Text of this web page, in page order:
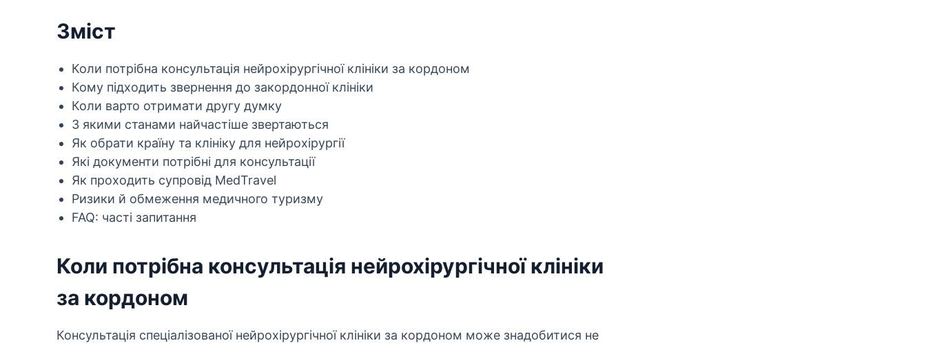
Зміст
Коли потрібна консультація нейрохірургічної клініки за кордоном
Кому підходить звернення до закордонної клініки
Коли варто отримати другу думку
З якими станами найчастіше звертаються
Як обрати країну та клініку для нейрохірургії
Які документи потрібні для консультації
Як проходить супровід MedTravel
Ризики й обмеження медичного туризму
FAQ: часті запитання
Коли потрібна консультація нейрохірургічної клініки
за кордоном
Консультація спеціалізованої нейрохірургічної клініки за кордоном може знадобитися не